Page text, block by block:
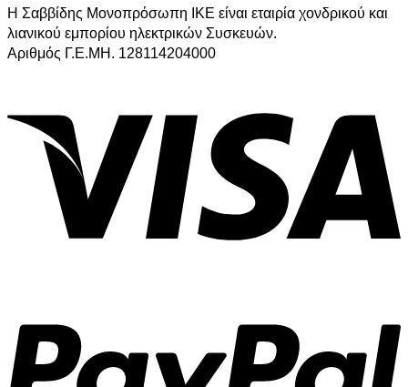
Η Σαββίδης Μονοπρόσωπη ΙΚΕ είναι εταιρία χονδρικού και
λιανικού εμπορίου ηλεκτρικών Συσκευών.
Αριθμός Γ.Ε.ΜΗ. 128114204000